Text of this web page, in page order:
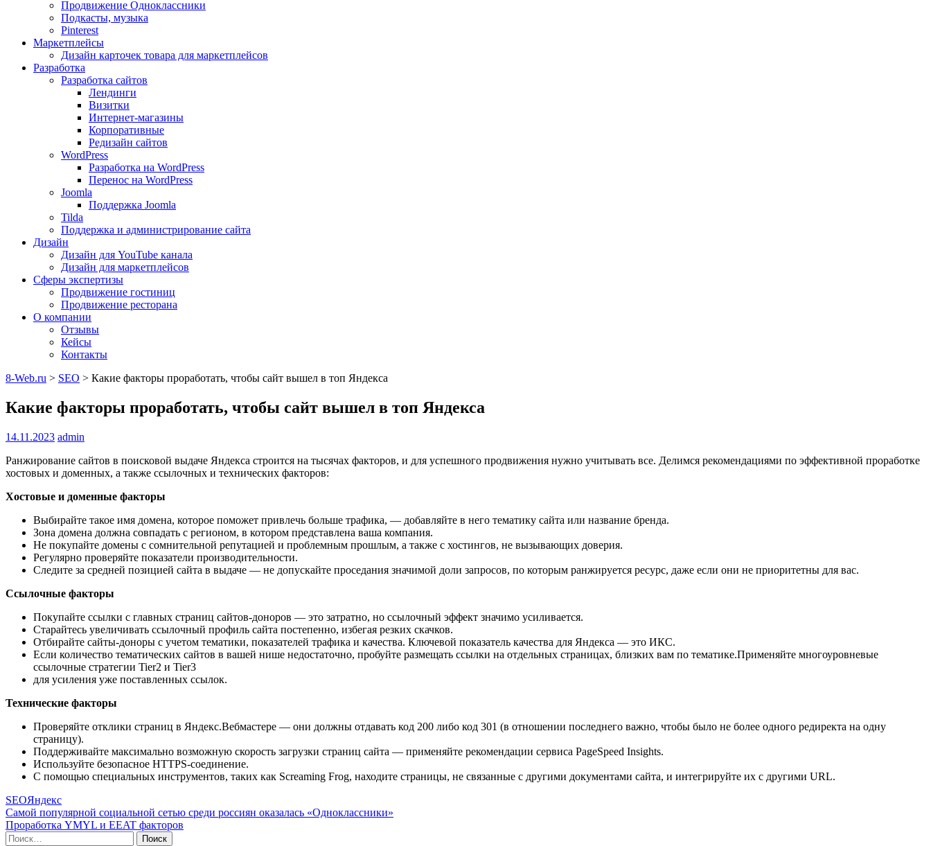
Продвижение Одноклассники
Подкасты, музыка
Pinterest
Маркетплейсы
Дизайн карточек товара для маркетплейсов
Разработка
Разработка сайтов
Лендинги
Визитки
Интернет-магазины
Корпоративные
Редизайн сайтов
WordPress
Разработка на WordPress
Перенос на WordPress
Joomla
Поддержка Joomla
Tilda
Поддержка и администрирование сайта
Дизайн
Дизайн для YouTube канала
Дизайн для маркетплейсов
Сферы экспертизы
Продвижение гостиниц
Продвижение ресторана
О компании
Отзывы
Кейсы
Контакты
8-Web.ru > SEO > Какие факторы проработать, чтобы сайт вышел в топ Яндекса
Какие факторы проработать, чтобы сайт вышел в топ Яндекса
14.11.2023 admin
Ранжирование сайтов в поисковой выдаче Яндекса строится на тысячах факторов, и для успешного продвижения нужно учитывать все. Делимся рекомендациями по эффективной проработке
хостовых и доменных, а также ссылочных и технических факторов:
Хостовые и доменные факторы
Выбирайте такое имя домена, которое поможет привлечь больше трафика, — добавляйте в него тематику сайта или название бренда.
Зона домена должна совпадать с регионом, в котором представлена ваша компания.
Не покупайте домены с сомнительной репутацией и проблемным прошлым, а также с хостингов, не вызывающих доверия.
Регулярно проверяйте показатели производительности.
Следите за средней позицией сайта в выдаче — не допускайте проседания значимой доли запросов, по которым ранжируется ресурс, даже если они не приоритетны для вас.
Ссылочные факторы
Покупайте ссылки с главных страниц сайтов-доноров — это затратно, но ссылочный эффект значимо усиливается.
Старайтесь увеличивать ссылочный профиль сайта постепенно, избегая резких скачков.
Отбирайте сайты-доноры с учетом тематики, показателей трафика и качества. Ключевой показатель качества для Яндекса — это ИКС.
Если количество тематических сайтов в вашей нише недостаточно, пробуйте размещать ссылки на отдельных страницах, близких вам по тематике.Применяйте многоуровневые
ссылочные стратегии Tier2 и Tier3
для усиления уже поставленных ссылок.
Технические факторы
Проверяйте отклики страниц в Яндекс.Вебмастере — они должны отдавать код 200 либо код 301 (в отношении последнего важно, чтобы было не более одного редиректа на одну
страницу).
Поддерживайте максимально возможную скорость загрузки страниц сайта — применяйте рекомендации сервиса PageSpeed Insights.
Используйте безопасное HTTPS-соединение.
С помощью специальных инструментов, таких как Screaming Frog, находите страницы, не связанные с другими документами сайта, и интегрируйте их с другими URL.
SEOЯндекс
Навигация
по
Самой популярной социальной сетью среди россиян оказалась «Одноклассники»
Проработка YMYL и EEAT факторов
Поиск